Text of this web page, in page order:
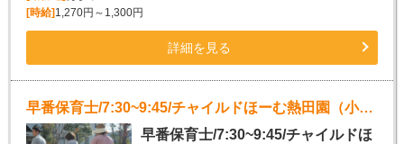
[時給] 1,270円～1,300円
詳細を見る
早番保育士/7:30~9:45/チャイルドほーむ熱田園（小規模保育園）
早番保育士/7:30~9:45/チャイルドほ